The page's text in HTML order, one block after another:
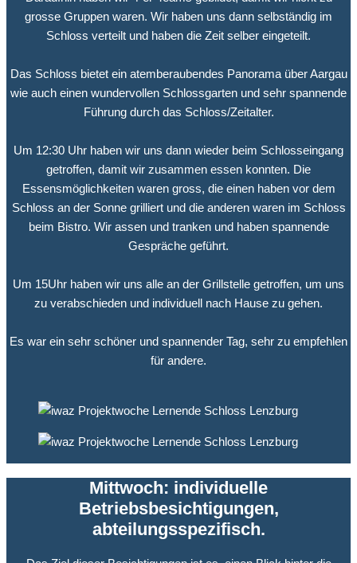
grosse Gruppen waren. Wir haben uns dann selbständig im
Schloss verteilt und haben die Zeit selber eingeteilt.
Das Schloss bietet ein atemberaubendes Panorama über Aargau
wie auch einen wundervollen Schlossgarten und sehr spannende
Führung durch das Schloss/Zeitalter.
Um 12:30 Uhr haben wir uns dann wieder beim Schlosseingang
getroffen, damit wir zusammen essen konnten. Die
Essensmöglichkeiten waren gross, die einen haben vor dem
Schloss an der Sonne grilliert und die anderen waren im Schloss
beim Bistro. Wir assen und tranken und haben spannende
Gespräche geführt.
Um 15Uhr haben wir uns alle an der Grillstelle getroffen, um uns
zu verabschieden und individuell nach Hause zu gehen.
Es war ein sehr schöner und spannender Tag, sehr zu empfehlen
für andere.
Mittwoch: individuelle
Betriebsbesichtigungen,
abteilungsspezifisch.